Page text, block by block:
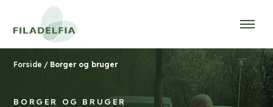
Forside / Borger og bruger
BORGER OG BRUGER